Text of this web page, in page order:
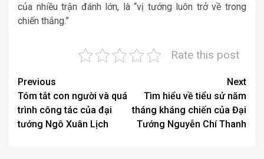
của nhiều trận đánh lớn, là “vị tướng luôn trở về trong
chiến thắng.”
Rate this post
Post
navigation
Previous
Tóm tắt con người và quá
trình công tác của đại
tướng Ngô Xuân Lịch
Next
Tìm hiểu về tiểu sử năm
tháng kháng chiến của Đại
Tướng Nguyễn Chí Thanh